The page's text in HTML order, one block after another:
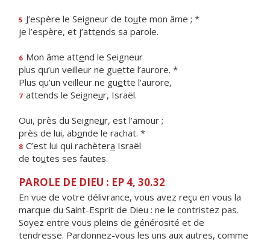
5 J’espère le Seigneur de toute mon âme ; *
je l’espère, et j’attends sa parole.
6 Mon âme attend le Seigneur
plus qu’un veilleur ne guette l’aurore. *
Plus qu’un veilleur ne guette l’aurore,
7 attends le Seigneur, Israël.
Oui, près du Seigneur, est l’amour ;
près de lui, abonde le rachat. *
8 C’est lui qui rachètera Israël
de toutes ses fautes.
PAROLE DE DIEU : EP 4, 30.32
En vue de votre délivrance, vous avez reçu en vous la
marque du Saint-Esprit de Dieu : ne le contristez pas.
Soyez entre vous pleins de générosité et de
tendresse. Pardonnez-vous les uns aux autres, comme